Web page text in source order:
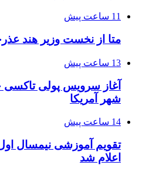
11 ساعت پیش
متا از نخست وزیر هند
13 ساعت پیش
آغاز سرویس پولی
شهر آمریکا
14 ساعت پیش
تقویم آموزشی نیمسال
اعلام شد